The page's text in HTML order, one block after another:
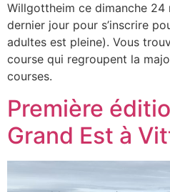
Willgottheim ce dimanche 24
dernier jour pour s’inscrire
adultes est pleine). Vous
course qui regroupent la
courses.
Première
Grand Est à